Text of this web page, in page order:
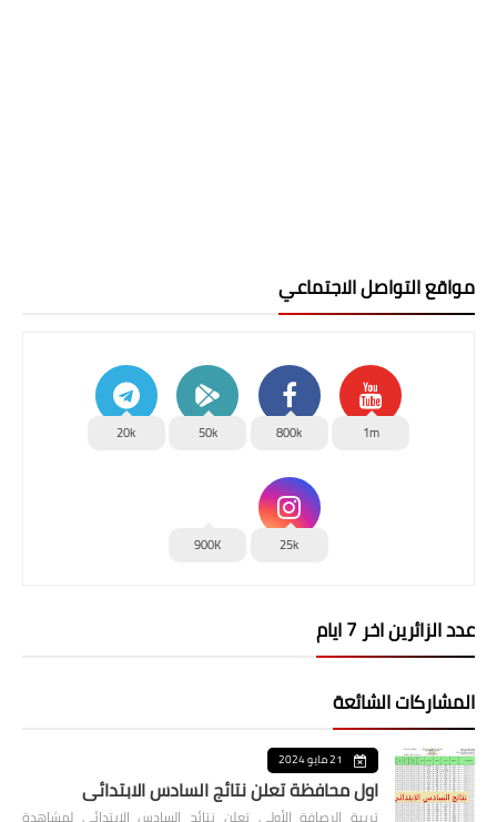
مواقع التواصل الاجتماعي
1m
800k
50k
20k
25k
900K
عدد الزائرين اخر 7 ايام
المشاركات الشائعة
21 مايو 2024
اول محافظة تعلن نتائج السادس الابتدائي
تربية الرصافة الأولى تعلن نتائج السادس الابتدائي لمشاهدة